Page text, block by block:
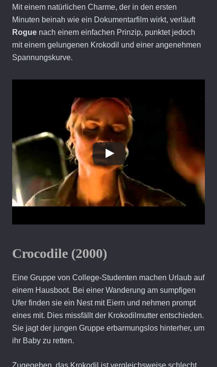
Mit einem natürlichen Charme, der in den ersten
Minuten beinah wie ein Dokumentarfilm wirkt, verläuft
Roguenach einem einfachen Prinzip, punktet jedoch
mit einem gelungenen Krokodil und einer angenehmen
Spannungskurve.
Crocodile (2000)
Eine Gruppe von College-Studenten machen Urlaub auf
einem Hausboot. Bei einer Wanderung am sumpfigen
Ufer finden sie ein Nest mit Eiern und nehmen prompt
eines mit. Dies missfällt der Krokodilmutter entschieden.
Sie jagt der jungen Gruppe erbarmungslos hinterher, um
ihr Baby zu retten.